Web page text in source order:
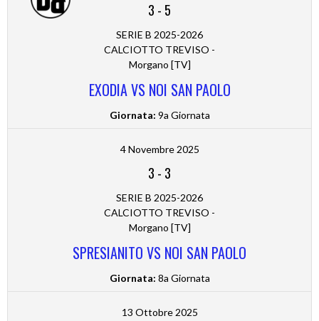
3 - 5
SERIE B 2025-2026
CALCIOTTO TREVISO -
Morgano [TV]
EXODIA VS NOI SAN PAOLO
Giornata: 9a Giornata
4 Novembre 2025
3 - 3
SERIE B 2025-2026
CALCIOTTO TREVISO -
Morgano [TV]
SPRESIANITO VS NOI SAN PAOLO
Giornata: 8a Giornata
13 Ottobre 2025